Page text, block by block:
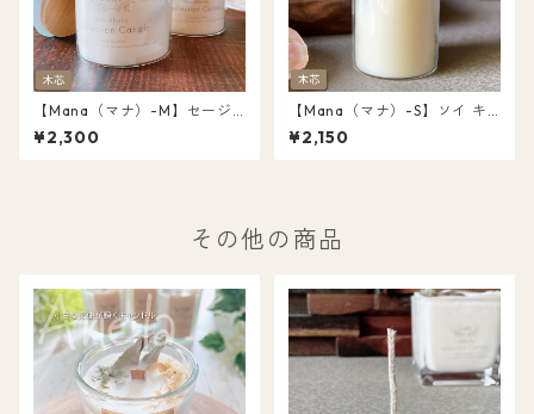
【Mana（マナ）-M】セージ
リーフ埋め込み 浄化 ソイ キャ
ンドル ウッドウィック（木
¥2,300
【Mana（マナ）-S】ソイ キ
ャンドル 木芯 ウッドウィック
香木パロサント＆ホワイトセ
¥2,150
その他の商品